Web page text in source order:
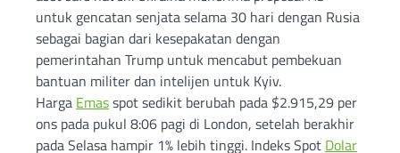
untuk gencatan senjata selama 30 hari dengan Rusia
sebagai bagian dari kesepakatan dengan
pemerintahan Trump untuk mencabut pembekuan
bantuan militer dan intelijen untuk Kyiv.
Harga Emasspot sedikit berubah pada $2.915,29 per
ons pada pukul 8:06 pagi di London, setelah berakhir
pada Selasa hampir 1% lebih tinggi. Indeks Spot Dolar